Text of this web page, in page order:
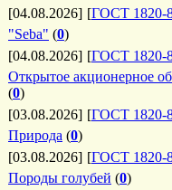
[04.08.2026] [ГОСТ 1820-
"Seba" (0)
[04.08.2026] [ГОСТ 1820-
Открытое акционерное
(0)
[03.08.2026] [ГОСТ 1820-
Природа (0)
[03.08.2026] [ГОСТ 1820-
Породы голубей (0)